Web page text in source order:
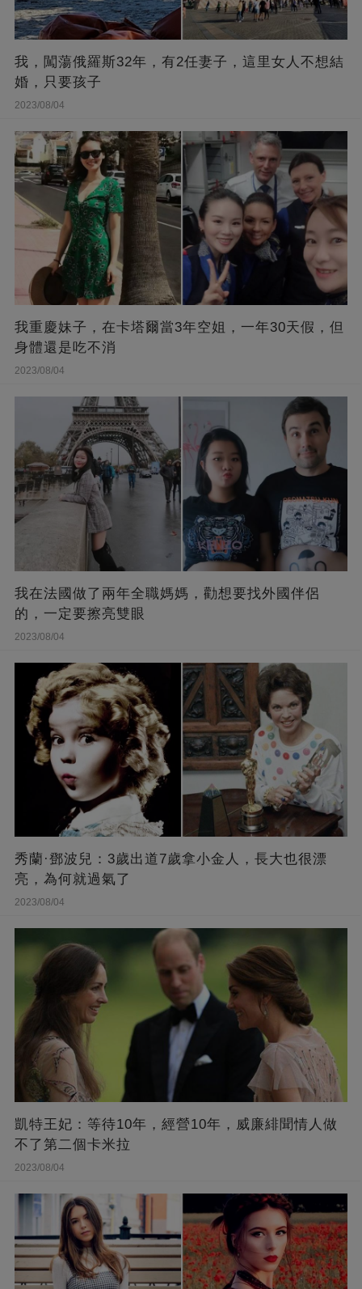
我，闖蕩俄羅斯32年，有2任妻子，這里女人不想結
婚，只要孩子
2023/08/04
我重慶妹子，在卡塔爾當3年空姐，一年30天假，但
身體還是吃不消
2023/08/04
我在法國做了兩年全職媽媽，勸想要找外國伴侶
的，一定要擦亮雙眼
2023/08/04
秀蘭·鄧波兒：3歲出道7歲拿小金人，長大也很漂
亮，為何就過氣了
2023/08/04
凱特王妃：等待10年，經營10年，威廉緋聞情人做
不了第二個卡米拉
2023/08/04